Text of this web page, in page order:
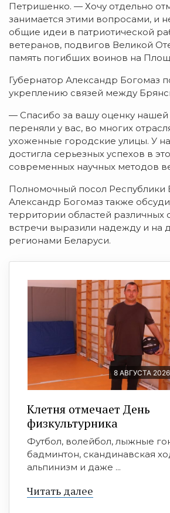
Петришенко. — Хочу отдельно
занимается этими вопросами, и
общие идеи в патриотической
ветеранов, подвигов Великой
память погибших воинов на
Губернатор Александр Богомаз
укреплению связей между
— Спасибо за вашу оценку нашей
переняли у вас, во многих
ухоженные городские улицы. У
достигла серьезных успехов в
современных научных методов
Полномочный посол Республики
Александр Богомаз также
территории областей различных
встречи выразили надежду и на
регионами Беларуси.
8 АВГУСТА
Клетня отмечает День
физкультурника
Футбол, волейбол, лыжные
бадминтон, скандинавская
альпинизм и даже ...
Читать далее